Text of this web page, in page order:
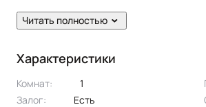
Жильцам предоставляется из
Из техники: холодильник,
Эксклюзивное предложение!!
Читать полностью
Характеристики
Комнат: 1
Залог:
есть